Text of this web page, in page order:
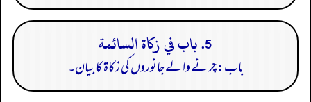
5. باب في زكاة السائمة
باب: چرنے والے جانوروں کی زکاۃ کا بیان۔